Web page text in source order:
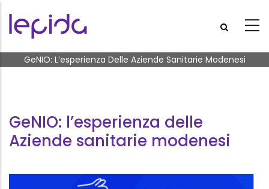
Briciole di pane
GeNIO: L’esperienza Delle Aziende Sanitarie Modenesi
GeNIO: l’esperienza delle
Aziende sanitarie modenesi